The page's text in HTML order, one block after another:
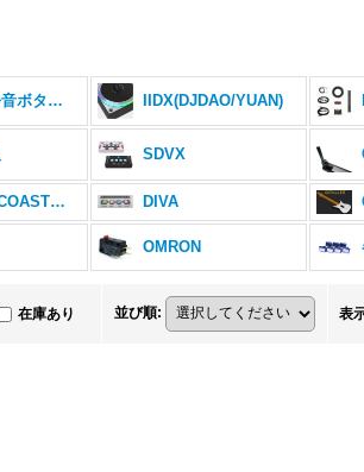
三和純正静音ボタン対応機種 IIDX(DJDAO/YUAN)
SDVX
GROOVE COASTER DIVA
OMRON
在庫あり 並び順: 表